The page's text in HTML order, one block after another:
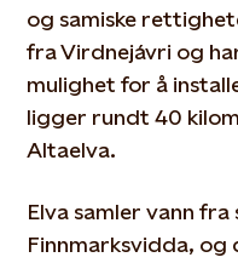
og samiske
fra Virdnejávri og
mulighet for å
ligger rundt 40
Altaelva.
Elva samler vann
Finnmarksvidda,